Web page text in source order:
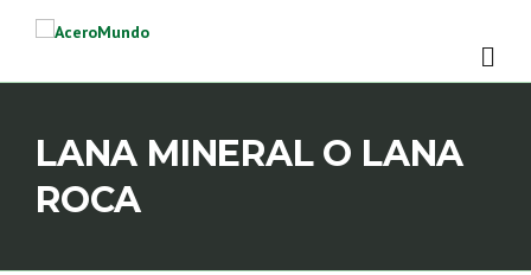
LANA MINERAL O LANA
ROCA